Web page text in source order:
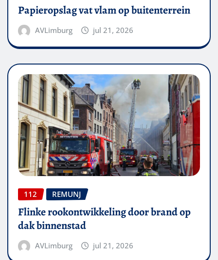
Papieropslag vat vlam op buitenterrein
AVLimburg jul 21, 2026
112 REMUNJ
Flinke rookontwikkeling door brand op
dak binnenstad
AVLimburg jul 21, 2026